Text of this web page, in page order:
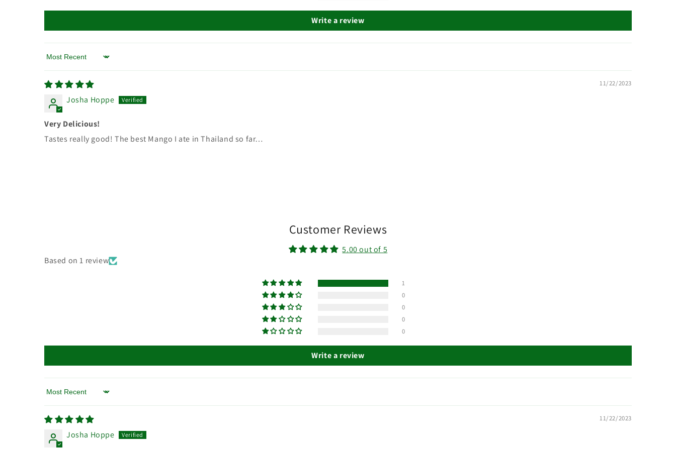
Write a review
Sort by
11/22/2023
Josha Hoppe
Very Delicious!
Tastes really good! The best Mango I ate in Thailand so far…
Customer Reviews
5.00 out of 5
Based on 1 review
1
0
0
0
0
Write a review
Sort by
11/22/2023
Josha Hoppe